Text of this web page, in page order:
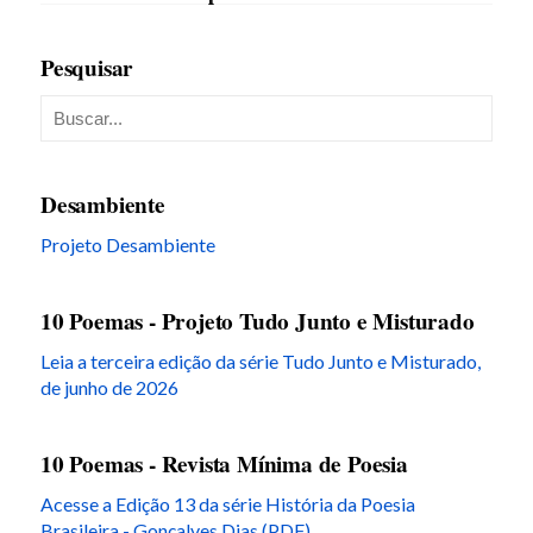
Pesquisar
Desambiente
Projeto Desambiente
10 Poemas - Projeto Tudo Junto e Misturado
Leia a terceira edição da série Tudo Junto e Misturado,
de junho de 2026
10 Poemas - Revista Mínima de Poesia
Acesse a Edição 13 da série História da Poesia